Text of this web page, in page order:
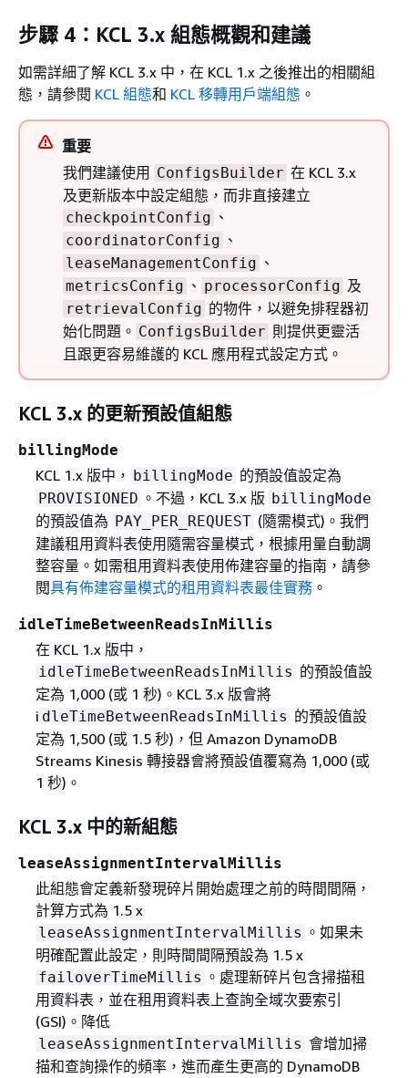
步驟 4：KCL 3.x 組態概觀和建議
如需詳細了解 KCL 3.x 中，在 KCL 1.x 之後推出的相關組
態，請參閱 KCL 組態和 KCL 移轉用戶端組態 。
重要
我們建議使用 ConfigsBuilder 在 KCL 3.x
及更新版本中設定組態，而非直接建立
checkpointConfig 、
coordinatorConfig 、
leaseManagementConfig 、
metricsConfig 、 processorConfig 及
retrievalConfig 的物件，以避免排程器初
始化問題。 ConfigsBuilder 則提供更靈活
且跟更容易維護的 KCL 應用程式設定方式。
KCL 3.x 的更新預設值組態
billingMode
KCL 1.x 版中， billingMode 的預設值設定為
PROVISIONED 。不過，KCL 3.x 版 billingMode
的預設值為 PAY_PER_REQUEST (隨需模式)。我們
建議租用資料表使用隨需容量模式，根據用量自動調
整容量。如需租用資料表使用佈建容量的指南，請參
閱具有佈建容量模式的租用資料表最佳實務。
idleTimeBetweenReadsInMillis
在 KCL 1.x 版中，
idleTimeBetweenReadsInMillis 的預設值設
定為 1,000 (或 1 秒)。KCL 3.x 版會將
i dleTimeBetweenReadsInMillis 的預設值設
定為 1,500 (或 1.5 秒)，但 Amazon DynamoDB
Streams Kinesis 轉接器會將預設值覆寫為 1,000 (或
1 秒)。
KCL 3.x 中的新組態
leaseAssignmentIntervalMillis
此組態會定義新發現碎片開始處理之前的時間間隔，
計算方式為 1.5 x
leaseAssignmentIntervalMillis 。如果未
明確配置此設定，則時間間隔預設為 1.5 x
failoverTimeMillis 。處理新碎片包含掃描租
用資料表，並在租用資料表上查詢全域次要索引
(GSI)。降低
leaseAssignmentIntervalMillis 會增加掃
描和查詢操作的頻率，進而產生更高的 DynamoDB